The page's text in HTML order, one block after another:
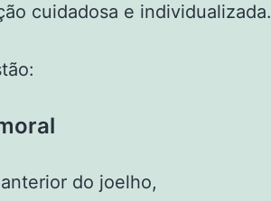
cuidadosa e individualizada.
do joelho,